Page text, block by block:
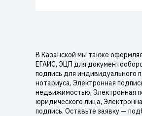
В Казанской мы также
ЕГАИС, ЭЦП для
подпись для индивидуального
нотариуса, Электронная
недвижимостью, Электронная
юридического лица,
подпись. Оставьте заявку —